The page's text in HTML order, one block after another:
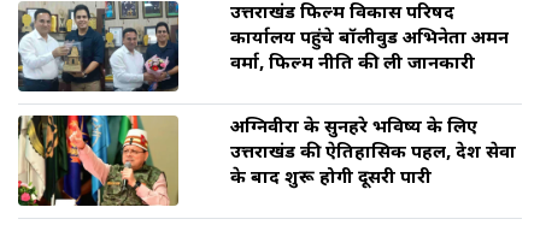
उत्तराखंड फिल्म विकास परिषद
कार्यालय पहुंचे बॉलीवुड अभिनेता अमन
वर्मा, फिल्म नीति की ली जानकारी
अग्निवीरों के सुनहरे भविष्य के लिए
उत्तराखंड की ऐतिहासिक पहल, देश सेवा
के बाद शुरू होगी दूसरी पारी